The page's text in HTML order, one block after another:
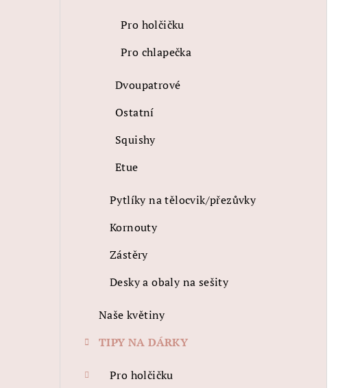
Pro holčičku
Pro chlapečka
Dvoupatrové
Ostatní
Squishy
Etue
Pytlíky na tělocvik/přezůvky
Kornouty
Zástěry
Desky a obaly na sešity
Naše květiny
TIPY NA DÁRKY
Pro holčičku